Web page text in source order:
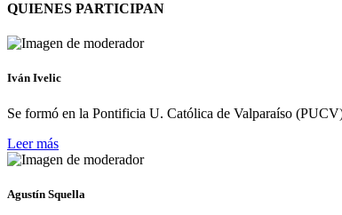
QUIENES PARTICIPAN
Iván Ivelic
Se formó en la Pontificia U. Católica de Valparaíso
Leer más
Agustín Squella